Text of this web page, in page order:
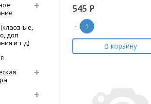
доп
и т.д)
545 Р
-
В корзину